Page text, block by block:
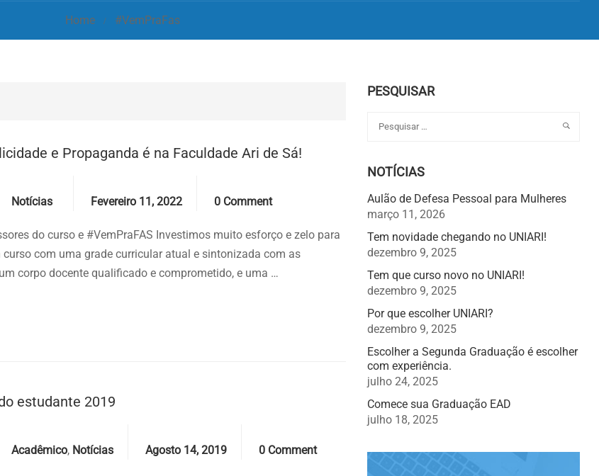
Home #VemPraFas
e Propaganda é na Faculdade Ari de Sá!
Notícias Fevereiro 11, 2022 0 Comment
do curso e #VemPraFAS Investimos muito esforço e zelo para
curso com uma grade curricular atual e sintonizada com as
corpo docente qualificado e comprometido, e uma …
estudante 2019
Acadêmico, Notícias Agosto 14, 2019 0 Comment
PESQUISAR
NOTÍCIAS
Aulão de Defesa Pessoal para Mulheres
março 11, 2026
Tem novidade chegando no UNIARI!
dezembro 9, 2025
Tem que curso novo no UNIARI!
dezembro 9, 2025
Por que escolher UNIARI?
dezembro 9, 2025
Escolher a Segunda Graduação é escolher
com experiência.
julho 24, 2025
Comece sua Graduação EAD
julho 18, 2025